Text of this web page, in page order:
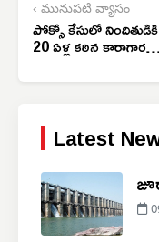
‹ మునుపటి వ్యాసం
పోక్సో కేసులో నిందితుడికి
20 ఏళ్ల కఠిన కారాగార
జైలుశిక్ష
Latest